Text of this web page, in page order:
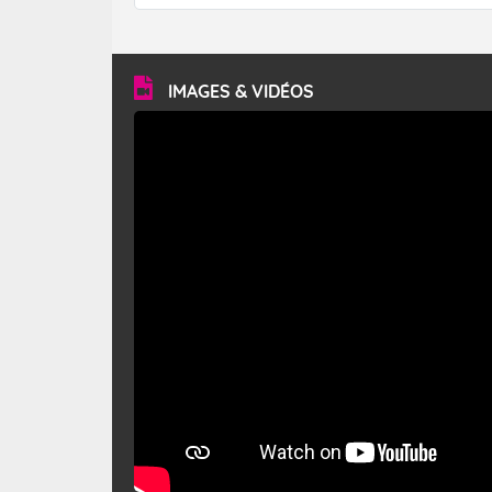
forêt. Mais qu'est-ce que le mistral ? Quelles sont ses
vitesse moyenne de 50 km/h et atteindre 80 à 100 km/h
en rafales, parfois davantage. Il parcourt la basse vallée
du Rhône et la Provence et envahit le littoral
méditerranéen à partir de la Camargue.
IMAGES & VIDÉOS